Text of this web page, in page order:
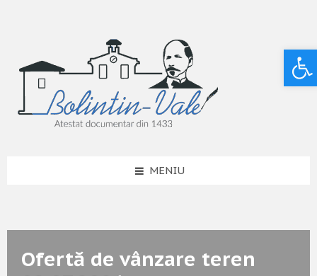
MENIU
Ofertă de vânzare teren
Deschide bara de unelte